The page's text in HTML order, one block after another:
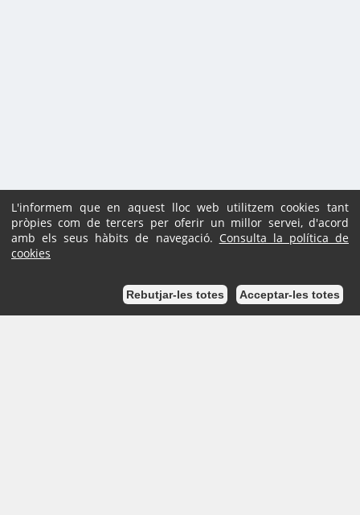
Pl. Ajuntament, sn.
Podem ajudar-te?
L'informem que en aquest lloc web utilitzem cookies tant
pròpies com de tercers per oferir un millor servei, d'acord
amb els seus hàbits de navegació. Consulta la política de
cookies
Rebutjar-les totes Acceptar-les totes